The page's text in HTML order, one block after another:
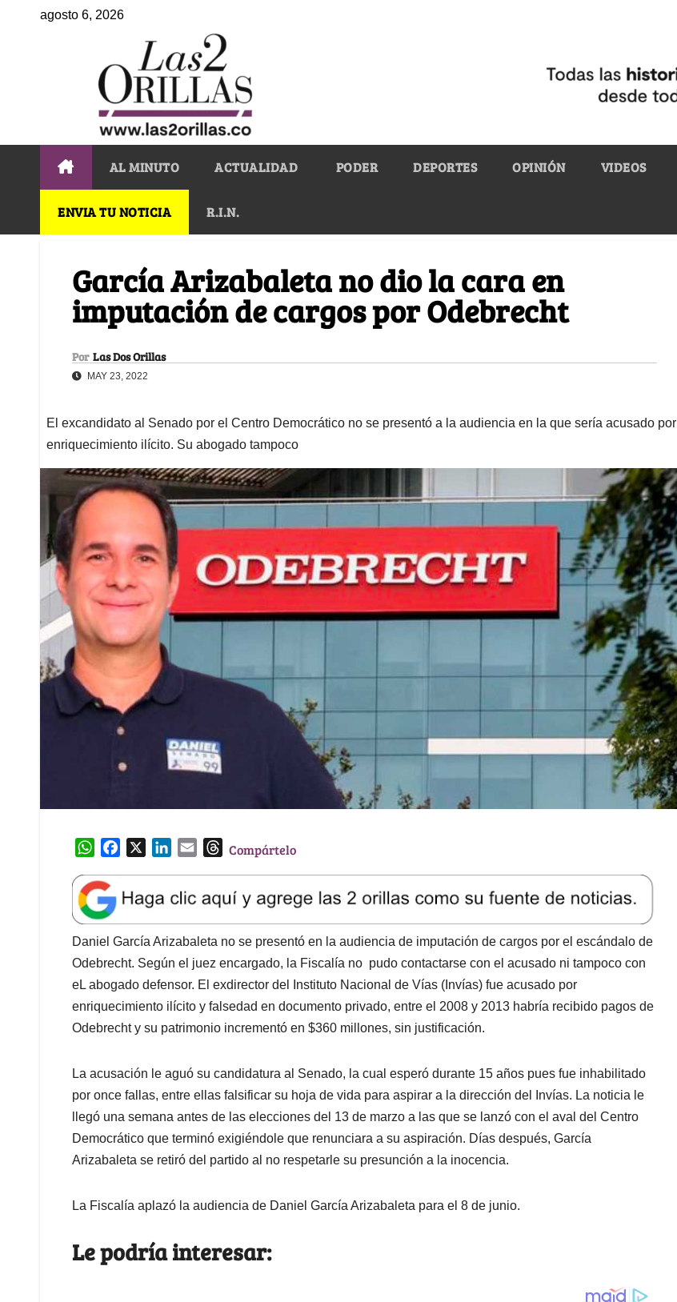
agosto 6, 2026
AL MINUTO ACTUALIDAD PODER DEPORTES OPINIÓN VIDEOS
ENVIA TU NOTICIA R.I.N.
García Arizabaleta no dio la cara en
imputación de cargos por Odebrecht
Por Las Dos Orillas
MAY 23, 2022
El excandidato al Senado por el Centro Democrático no se presentó a la audiencia en la que sería acusado por
enriquecimiento ilícito. Su abogado tampoco
W
a
t
s
A
p
p
e
b
o
o
k
k
e
d
I
n
l
T
e
a
d
s
Compártelo
Daniel García Arizabaleta no se presentó en la audiencia de imputación de cargos por el escándalo de
Odebrecht. Según el juez encargado, la Fiscalía no pudo contactarse con el acusado ni tampoco con
eL abogado defensor. El exdirector del Instituto Nacional de Vías (Invías) fue acusado por
enriquecimiento ilícito y falsedad en documento privado, entre el 2008 y 2013 habría recibido pagos de
Odebrecht y su patrimonio incrementó en $360 millones, sin justificación.
La acusación le aguó su candidatura al Senado, la cual esperó durante 15 años pues fue inhabilitado
por once fallas, entre ellas falsificar su hoja de vida para aspirar a la dirección del Invías. La noticia le
llegó una semana antes de las elecciones del 13 de marzo a las que se lanzó con el aval del Centro
Democrático que terminó exigiéndole que renunciara a su aspiración. Días después, García
Arizabaleta se retiró del partido al no respetarle su presunción a la inocencia.
La Fiscalía aplazó la audiencia de Daniel García Arizabaleta para el 8 de junio.
Le podría interesar: